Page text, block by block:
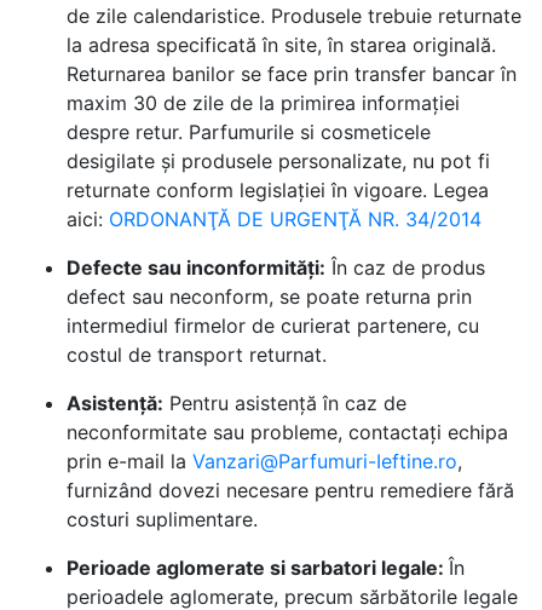
de zile calendaristice. Produsele trebuie returnate
la adresa specificată în site, în starea originală.
Returnarea banilor se face prin transfer bancar în
maxim 30 de zile de la primirea informației
despre retur. Parfumurile si cosmeticele
desigilate și produsele personalizate, nu pot fi
returnate conform legislației în vigoare. Legea
aici: ORDONANŢĂ DE URGENŢĂ NR. 34/2014
Defecte sau inconformități: În caz de produs
defect sau neconform, se poate returna prin
intermediul firmelor de curierat partenere, cu
costul de transport returnat.
Asistență: Pentru asistență în caz de
neconformitate sau probleme, contactați echipa
prin e-mail la Vanzari@Parfumuri-Ieftine.ro,
furnizând dovezi necesare pentru remediere fără
costuri suplimentare.
Perioade aglomerate si sarbatori legale: În
perioadele aglomerate, precum sărbătorile legale